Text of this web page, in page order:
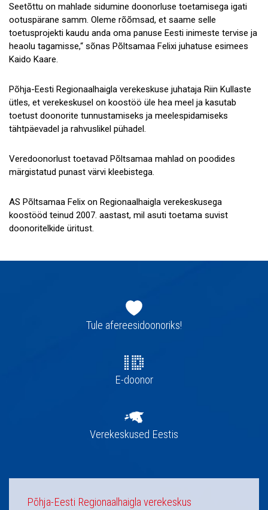
Seetõttu on mahlade sidumine doonorluse toetamisega igati
ootuspärane samm. Oleme rõõmsad, et saame selle
toetusprojekti kaudu anda oma panuse Eesti inimeste tervise ja
heaolu tagamisse,“ sõnas Põltsamaa Felixi juhatuse esimees
Kaido Kaare.
Põhja-Eesti Regionaalhaigla verekeskuse juhataja Riin Kullaste
ütles, et verekeskusel on koostöö üle hea meel ja kasutab
toetust doonorite tunnustamiseks ja meelespidamiseks
tähtpäevadel ja rahvuslikel pühadel.
Veredoonorlust toetavad Põltsamaa mahlad on poodides
märgistatud punast värvi kleebistega.
AS Põltsamaa Felix on Regionaalhaigla verekeskusega
koostööd teinud 2007. aastast, mil asuti toetama suvist
doonoritelkide üritust.
navigatsioonTule afereesidoonoriks!
E-doonor
Verekeskused Eestis
Põhja-Eesti Regionaalhaigla verekeskus